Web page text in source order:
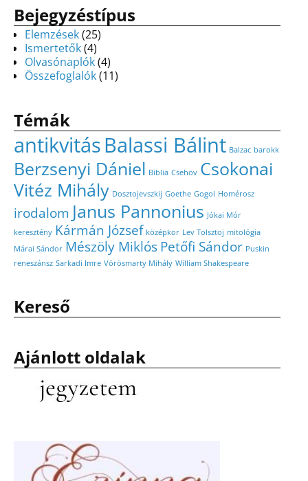
Bejegyzéstípus
Elemzések(25)
Ismertetők(4)
Olvasónaplók(4)
Összefoglalók(11)
Témák
antikvitásBalassi Bálint Balzac barokk
Berzsenyi Dániel Biblia Csehov Csokonai
Vitéz Mihály Dosztojevszkij Goethe Gogol Homérosz
irodalom Janus Pannonius Jókai Mór
keresztény Kármán József középkor Lev Tolsztoj mitológia
Márai Sándor Mészöly MiklósPetőfi Sándor Puskin
reneszánsz Sarkadi Imre Vörösmarty Mihály William Shakespeare
Kereső
Ajánlott oldalak